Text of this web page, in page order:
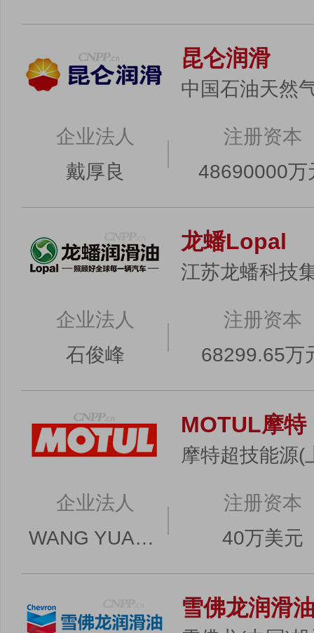
昆仑润滑
中国石油天然
企业法人
戴厚良
注册资本
48690000万
龙蟠Lopal
江苏龙蟠科技
企业法人
石俊峰
注册资本
68299.65万
MOTUL摩特
摩特超技能源(
企业法人
WANG YUAN BO
注册资本
40万美元
雪佛龙润滑